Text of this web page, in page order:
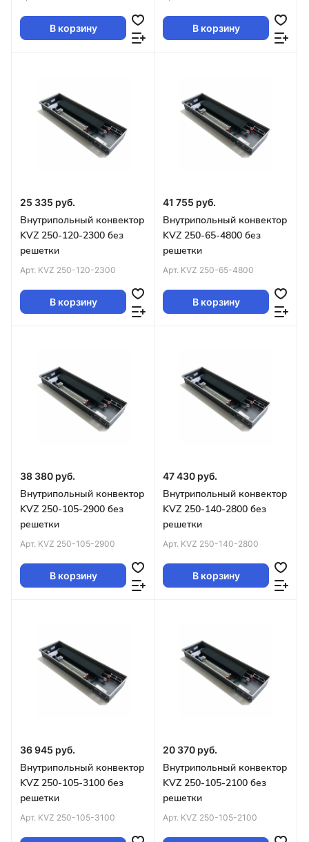
В корзину В корзину
25 335 руб.
Внутрипольный конвектор
KVZ 250-120-2300 без
решетки
Арт. KVZ 250-120-2300
В корзину
41 755 руб.
Внутрипольный конвектор
KVZ 250-65-4800 без
решетки
Арт. KVZ 250-65-4800
В корзину
38 380 руб.
Внутрипольный конвектор
KVZ 250-105-2900 без
решетки
Арт. KVZ 250-105-2900
В корзину
47 430 руб.
Внутрипольный конвектор
KVZ 250-140-2800 без
решетки
Арт. KVZ 250-140-2800
В корзину
36 945 руб.
Внутрипольный конвектор
KVZ 250-105-3100 без
решетки
Арт. KVZ 250-105-3100
20 370 руб.
Внутрипольный конвектор
KVZ 250-105-2100 без
решетки
Арт. KVZ 250-105-2100